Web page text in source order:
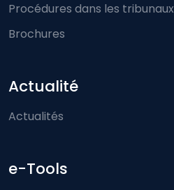
Procédures dans les tribunaux
Brochures
Actualité
Actualités
e-Tools